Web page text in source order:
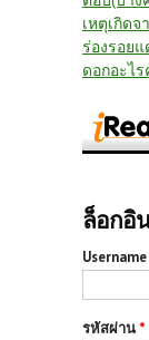
เหตุเกิด
ร่องรอยแ
ดอกอะไ
ล็อกอิน
รหัสผ่าน *